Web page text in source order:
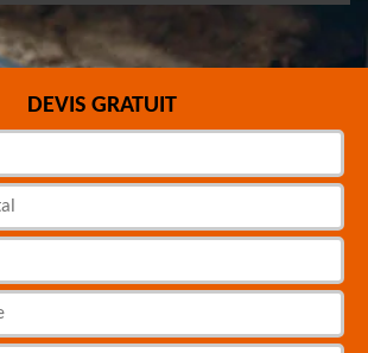
DEVIS GRATUIT